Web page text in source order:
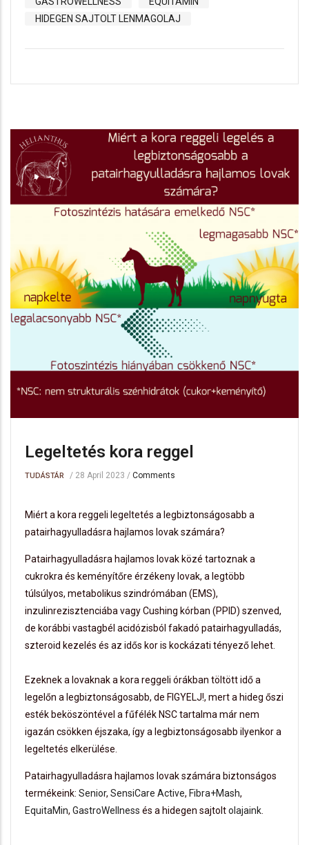
HIDEGEN SAJTOLT LENMAGOLAJ
Legeltetés kora reggel
TUDÁSTÁR / 28 April 2023 / Comments
Miért a kora reggeli legeltetés a legbiztonságosabb a
patairhagyulladásra hajlamos lovak számára?
Patairhagyulladásra hajlamos lovak közé tartoznak a
cukrokra és keményítőre érzékeny lovak, a legtöbb
túlsúlyos, metabolikus szindrómában (EMS),
inzulinrezisztenciába vagy Cushing kórban (PPID) szenved,
de korábbi vastagbél acidózisból fakadó patairhagyulladás,
szteroid kezelés és az idős kor is kockázati tényező lehet.
Ezeknek a lovaknak a kora reggeli órákban töltött idő a
legelőn a legbiztonságosabb, de FIGYELJ!, mert a hideg őszi
esték beköszöntével a fűfélék NSC tartalma már nem
igazán csökken éjszaka, így a legbiztonságosabb ilyenkor a
legeltetés elkerülése.
Patairhagyulladásra hajlamos lovak számára biztonságos
termékeink: Senior, SensiCare Active, Fibra+Mash,
EquitaMin, GastroWellness és a hidegen sajtoltolajaink.